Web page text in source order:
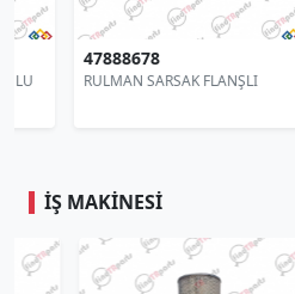
47888678
RULMAN SARSAK FLANŞLI
İŞ MAKINESI